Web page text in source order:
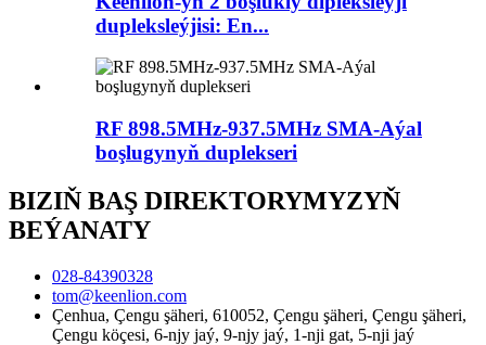
dupleksleýjisi: En...
RF 898.5MHz-937.5MHz SMA-Aýal
boşlugynyň duplekseri
BIZIŇ BAŞ DIREKTORYMYZYŇ
BEÝANATY
028-84390328
tom@keenlion.com
Çenhua, Çengu şäheri, 610052, Çengu şäheri, Çengu şäheri,
Çengu köçesi, 6-njy jaý, 9-njy jaý, 1-nji gat, 5-nji jaý